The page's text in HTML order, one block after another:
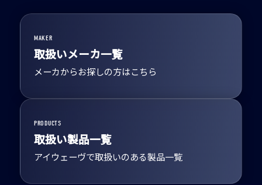
MAKER
取扱いメーカ一覧
メーカからお探しの方はこちら
PRODUCTS
取扱い製品一覧
アイウェーヴで取扱いのある製品一覧